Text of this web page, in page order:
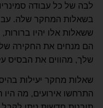
לבה של כל עבודה
בשאלות המחקר שלה.
ששאלות אלו יהיו
הם מנחים את החקירה
שלך, מהווים את הבסיס
שאלות מחקר יעילות
התרחשו אירועים, מה